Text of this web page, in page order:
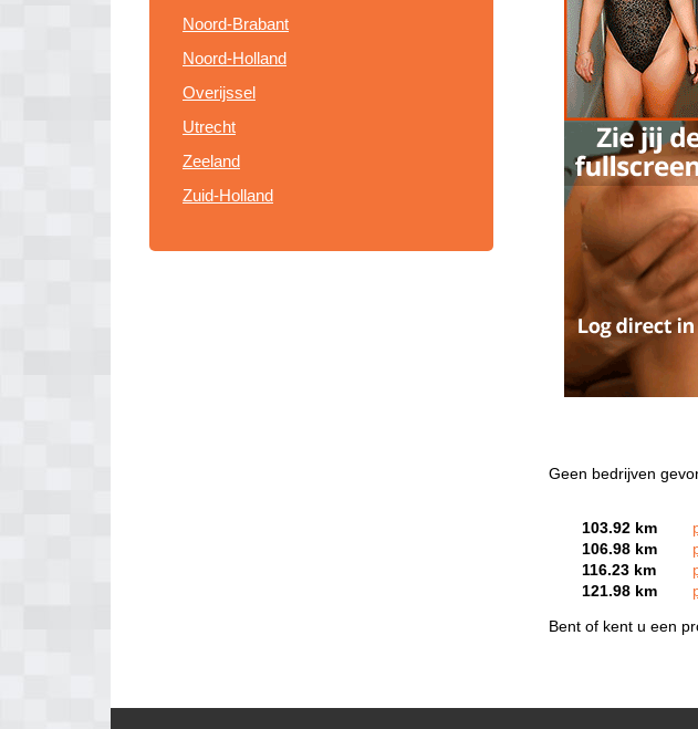
Noord-Brabant
Noord-Holland
Overijssel
Utrecht
Zeeland
Zuid-Holland
Geen bedrijven
103.92 km
106.98 km
116.23 km
121.98 km
Bent of kent u een